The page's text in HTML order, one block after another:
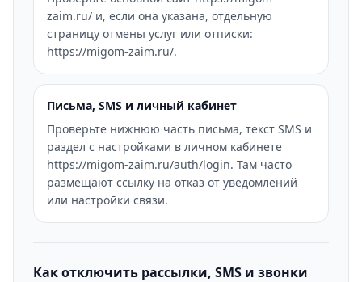
zaim.ru/ и, если она указана, отдельную
страницу отмены услуг или отписки:
https://migom-zaim.ru/.
Письма, SMS и личный кабинет
Проверьте нижнюю часть письма, текст SMS и
раздел с настройками в личном кабинете
https://migom-zaim.ru/auth/login. Там часто
размещают ссылку на отказ от уведомлений
или настройки связи.
Как отключить рассылки, SMS и звонки